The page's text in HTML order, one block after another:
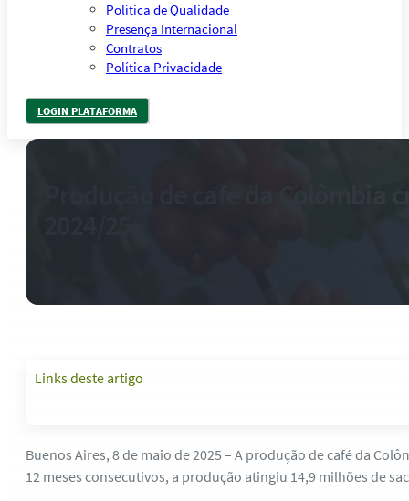
Política de Qualidade
Presença Internacional
Contratos
Política Privacidade
LOGIN PLATAFORMA
Links deste artigo
Buenos Aires, 8 de maio de 2025 – A produção de café da
12 meses consecutivos, a produção atingiu 14,9 milhões de